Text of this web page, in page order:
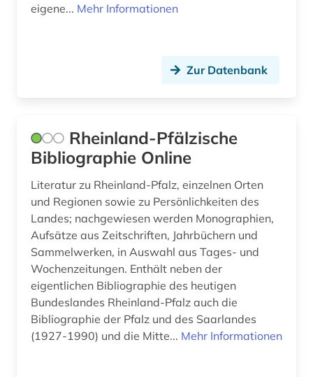
rio de janeiro (1)
rumänien (1)
russland (11)
rätoromanisch (1)
saarland (1)
sachsen (1)
sachsen-anhalt (1)
same (1)
santiago de chile (1)
schallaufzeichnung (1)
eigene... Mehr Informationen
Zur Datenbank
Rheinland-Pfälzische
Bibliographie Online
Literatur zu Rheinland-Pfalz, einzelnen Orten
und Regionen sowie zu Persönlichkeiten des
Landes; nachgewiesen werden Monographien,
Aufsätze aus Zeitschriften, Jahrbüchern und
Sammelwerken, in Auswahl aus Tages- und
Wochenzeitungen. Enthält neben der
eigentlichen Bibliographie des heutigen
Bundeslandes Rheinland-Pfalz auch die
Bibliographie der Pfalz und des Saarlandes
(1927-1990) und die Mitte... Mehr Informationen